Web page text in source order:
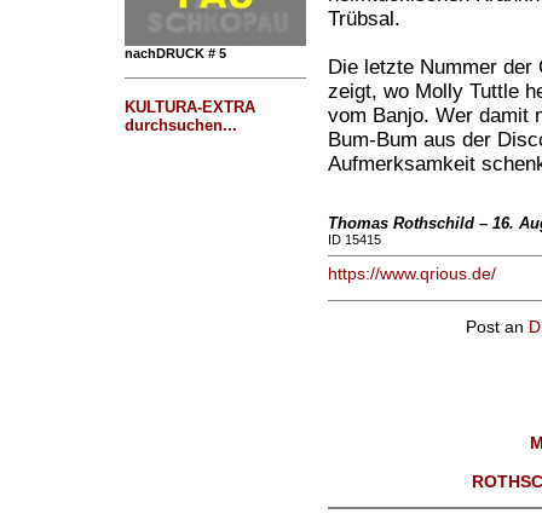
nachDRUCK # 5
KULTURA-EXTRA
durchsuchen...
Trübsal.
Die letzte Nummer der
zeigt, wo Molly Tuttle
vom Banjo. Wer damit
Bum-Bum aus der
Aufmerksamkeit
Thomas Rothschild – 16.
ID 15415
https://www.qrious.de/
Post an